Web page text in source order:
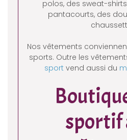
polos, des sweat-
pantacourts, des
Nos vêtements
sports. Outre les
sport vend aussi du
sportif